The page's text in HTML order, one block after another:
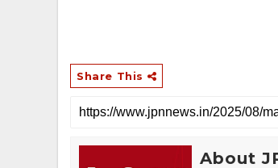
Share This
About